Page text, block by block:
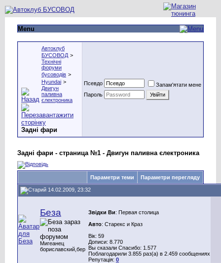
Menu
Автоклуб
БУСОВОД >
Технічні
форуми
бусоводів >
Hyundai >
Двигун
паливна
єлектроника
Задні фари
Псевдо
Запам'ятати мене
Пароль
Задні фари - страница №1 - Двигун паливна єлектроника
Параметри теми Параметри перегляду
14.02.2009, 23:32
Беза
Мигеанец
бориславский,бер
Звідки Ви: Первая столица
Авто: Старекс и Краз
Вік: 59
Дописи: 8.770
Вы сказали Спасибо: 1.577
Поблагодарили 3.855 раз(а) в 2.459 сообщениях
Репутація: 0